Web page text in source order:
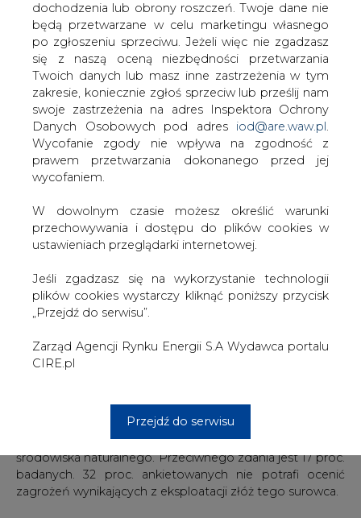
dochodzenia lub obrony roszczeń. Twoje dane nie
będą przetwarzane w celu marketingu własnego
po zgłoszeniu sprzeciwu. Jeżeli więc nie zgadzasz
się z naszą oceną niezbędności przetwarzania
Twoich danych lub masz inne zastrzeżenia w tym
zakresie, koniecznie zgłoś sprzeciw lub prześlij nam
swoje zastrzeżenia na adres Inspektora Ochrony
Danych Osobowych pod adres iod@are.waw.pl.
Wycofanie zgody nie wpływa na zgodność z
prawem przetwarzania dokonanego przed jej
wycofaniem.
W dowolnym czasie możesz określić warunki
przechowywania i dostępu do plików cookies w
ustawieniach przeglądarki internetowej.
Jeśli zgadzasz się na wykorzystanie technologii
plików cookies wystarczy kliknąć poniższy przycisk
„Przejdź do serwisu”.
Zarząd Agencji Rynku Energii S.A Wydawca portalu
CIRE.pl
Przejdź do serwisu
Według badania za wydobyciem gazu z łupków w
pobliżu miejsca zamieszkania opowiedziało się 59 proc.
Polaków. Przeciw takiemu pomysłowi jest 27 proc.
badanych. 14 proc. respondentów nie potrafi zająć
stanowiska w tej sprawie.
Autorzy badania podkreślają, że zwolennikami takich
inwestycji są częściej mężczyźni niż kobiety, osoby lepiej
wykształcone oraz mieszkańcy miejskich ośrodków.
W opinii 82 proc. badanych wydobycie gazu z łupków
poprzez częściowe uniezależnienie naszego kraju od
dostaw surowców z zagranicy. Przeciwnego zdania jest 5
proc. Polaków, a zdania w tej sprawie nie ma 13 proc.
Autorzy badania wskazują, że w ocenie 66 proc. Polaków
eksploatacja złóż gazu z łupków byłaby opłacalna,
ponieważ jego cena nie przewyższyłaby kosztów
zewnętrznych. Z takim pomysłem nie zgadza się 10 proc.
respondentów. 24 proc. badanych nie wypowiedziało się
Z badania wynika, że 51 proc. Polaków uważa, że
wydobycie gazu z łupków jest bezpieczne dla
środowiska naturalnego. Przeciwnego zdania jest 17 proc.
badanych. 32 proc. ankietowanych nie potrafi ocenić
zagrożeń wynikających z eksploatacji złóż tego surowca.